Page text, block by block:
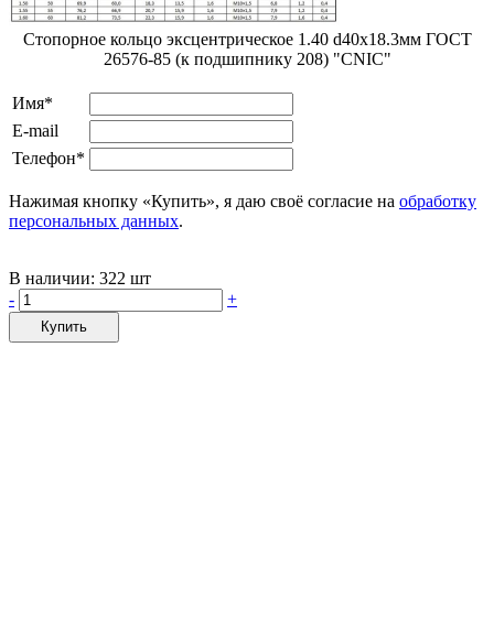
Стопорное кольцо эксцентрическое 1.40 d40х18.3мм ГОСТ
26576-85 (к подшипнику 208) "CNIC"
Имя*
E-mail
Телефон*
Нажимая кнопку «Купить», я даю своё согласие на обработку
персональных данных.
В наличии: 322 шт
-
+
Купить